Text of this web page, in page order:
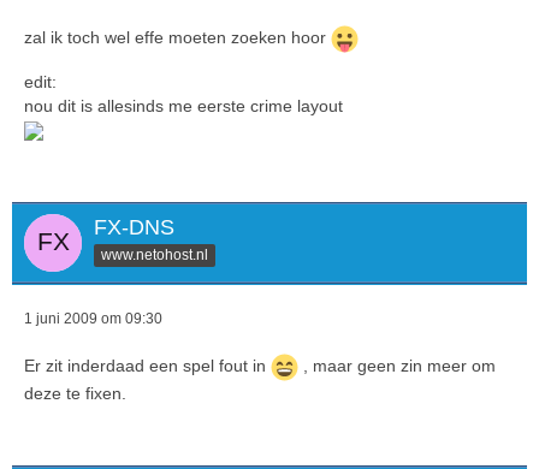
zal ik toch wel effe moeten zoeken hoor
edit:
nou dit is allesinds me eerste crime layout
FX-DNS
www.netohost.nl
1 juni 2009 om 09:30
Er zit inderdaad een spel fout in
, maar geen zin meer om
deze te fixen.